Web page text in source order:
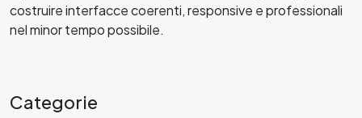
costruire interfacce coerenti, responsive e professionali
nel minor tempo possibile.
Categorie